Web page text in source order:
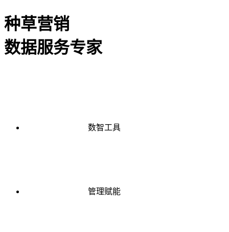
种草营销
数据服务专家
数智工具
管理赋能